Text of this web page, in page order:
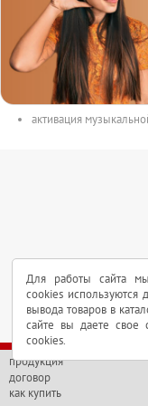
размер открытки
с музыкальным
длительность
аудиоролик в
активация
продукция
договор
как купить
Для работы сайта
cookies используются
вывода товаров в
сайте вы даете свое
cookies.